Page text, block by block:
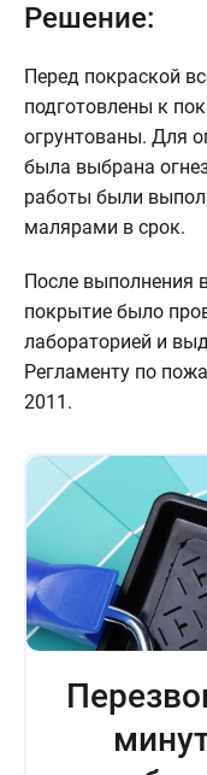
Решение:
Перед покраской
подготовлены к
огрунтованы. Для
была выбрана
работы были
малярами в срок.
После выполнения
покрытие было
лабораторией и
Регламенту по
2011.